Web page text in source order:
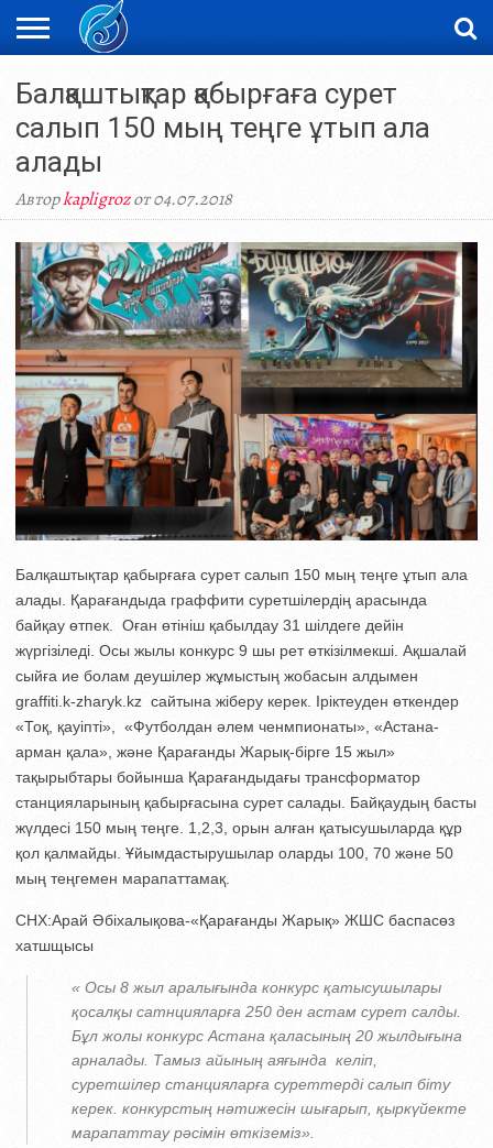
НОВОСТИ
ВИДЕО
ФОТОРЕПОРТАЖИ
ОРКЕН
LIVETV
Балқаштықтар қабырғаға сурет
салып 150 мың теңге ұтып ала
алады
Авторkapligrozот 04.07.2018
Балқаштықтар қабырғаға сурет салып 150 мың теңге ұтып ала
алады. Қарағандыда граффити суретшілердің арасында
байқау өтпек. Оған өтініш қабылдау 31 шілдеге дейін
жүргізіледі. Осы жылы конкурс 9 шы рет өткізілмекші. Ақшалай
сыйға ие болам деушілер жұмыстың жобасын алдымен
graffiti.k-zharyk.kz сайтына жіберу керек. Іріктеуден өткендер
«Тоқ, қауіпті», «Футболдан әлем ченмпионаты», «Астана-
арман қала», және Қарағанды Жарық-бірге 15 жыл»
тақырыбтары бойынша Қарағандыдағы трансформатор
станцияларының қабырғасына сурет салады. Байқаудың басты
жүлдесі 150 мың теңге. 1,2,3, орын алған қатысушыларда құр
қол қалмайды. Ұйымдастырушылар оларды 100, 70 және 50
мың теңгемен марапаттамақ.
CНХ:Арай Әбіхалықова-«Қарағанды Жарық» ЖШС баспасөз
хатшщысы
« Осы 8 жыл аралығында конкурс қатысушылары
қосалқы сатнцияларға 250 ден астам сурет салды.
Бұл жолы конкурс Астана қаласының 20 жылдығына
арналады. Тамыз айының аяғында келіп,
суретшілер станцияларға суреттерді салып біту
керек. конкурстың нәтижесін шығарып, қыркүйекте
марапаттау рәсімін өткіземіз».